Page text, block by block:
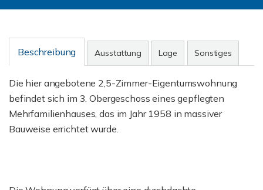
Beschreibung Ausstattung Lage Sonstiges
Die hier angebotene 2,5-Zimmer-Eigentumswohnung
befindet sich im 3. Obergeschoss eines gepflegten
Mehrfamilienhauses, das im Jahr 1958 in massiver
Bauweise errichtet wurde.